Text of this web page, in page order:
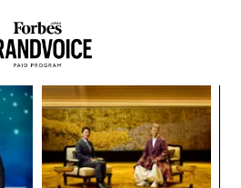
ントと答え：3月10日（火）（#1,003）
ップ/キャリアパス/キャリア戦略
美容
ライフスタイル